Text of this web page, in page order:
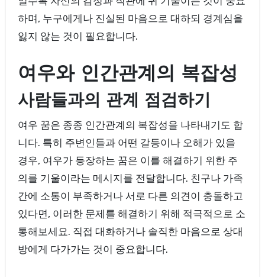
하며, 누구에게나 진실된 마음으로 대하되 경계심을
잃지 않는 것이 필요합니다.
여우와 인간관계의 복잡성
사람들과의 관계 점검하기
여우 꿈은 종종 인간관계의 복잡성을 나타내기도 합
니다. 특히 주변인들과 어떤 갈등이나 오해가 있을
경우, 여우가 등장하는 꿈은 이를 해결하기 위한 주
의를 기울이라는 메시지를 전달합니다. 친구나 가족
간에 소통이 부족하거나 서로 다른 의견이 충돌하고
있다면, 이러한 문제를 해결하기 위해 적극적으로 소
통해보세요. 직접 대화하거나 솔직한 마음으로 상대
방에게 다가가는 것이 중요합니다.